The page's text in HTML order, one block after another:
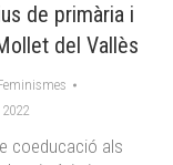
de primària i
del Vallès
coeducació als